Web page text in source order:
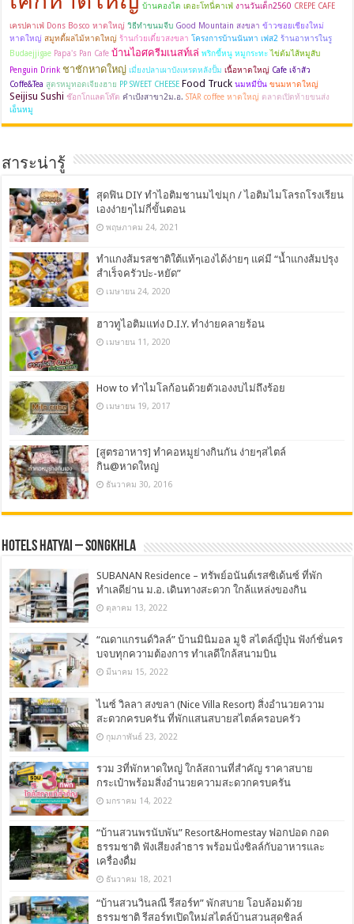
บ้านคองได เดอะโทนี่คาเฟ่ งานวันเด็ก2560 CREPE CAFE
เครปคาเฟ่ Dons Bosco หาดใหญ่ วิธีทำขนมจีบ Good Mountain สงขลา ข้าวซอยเชียงใหม่
หาดใหญ่ สมูทตี้ผลไม้หาดใหญ่ ร้านก๋วยเตี๋ยวสงขลา โครงการบ้านนันทา เฟส2 ร้านอาหารในรู
Budaejjigae Papa's Pan Cafe บ้านไอศครีมเนสท์เล่ พริกขี้หนู หมูกระทะ ไข่ต้มไส้หมูสับ
Penguin Drink ชาชักหาดใหญ่ เมี่ยงปลาเผาบังเหรดหลังปั้ม เนื้อหาดใหญ่ Cafe เจ้าสัว
Coffe&Tea สูตรหมูทอดเจียงฮาย PP SWEET CHEESE Food Truck นมหมีปั่น ขนมหาดใหญ่
Seijisu Sushi ช๊อกโกแลตโท๊ต คำเป้งสาขา2ม.อ. STAR coffee หาดใหญ่ ตลาดเปิดท้ายขนส่ง
เอ็นหมู
สาระน่ารู้
สุดฟิน DIY ทำไอติมชานมไข่มุก / ไอติมไมโลรถโรงเรียน
เองง่ายๆไม่กี่ขั้นตอน
พฤษภาคม 24, 2021
ทำแกงส้มรสชาติใต้แท้ๆเองได้ง่ายๆ แค่มี “น้ำแกงส้มปรุง
สำเร็จครัวปะ-หยัด”
เมษายน 24, 2020
ฮาวทูไอติมแท่ง D.I.Y. ทำง่ายคลายร้อน
เมษายน 11, 2020
How to ทำไมโลก้อนด้วยตัวเองงบไม่ถึงร้อย
เมษายน 19, 2017
[สูตรอาหาร] ทำคอหมูย่างกินกัน ง่ายๆสไตล์
กิน@หาดใหญ่
ธันวาคม 30, 2016
Hotels Hatyai – Songkhla
SUBANAN Residence – ทรัพย์อนันต์เรสซิเด้นซ์ ที่พัก
ทำเลดีย่าน ม.อ. เดินทางสะดวก ใกล้แหล่งของกิน
ตุลาคม 13, 2022
“ณดาแกรนด์วิลล์” บ้านมินิมอล มูจิ สไตล์ญี่ปุ่น ฟังก์ชั่นคร
บจบทุกความต้องการ ทำเลดีใกล้สนามบิน
มีนาคม 15, 2022
ไนซ์ วิลลา สงขลา (Nice Villa Resort) สิ่งอำนวยความ
สะดวกครบครัน ที่พักแสนสบายสไตล์ครอบครัว
กุมภาพันธ์ 23, 2022
รวม 3ที่พักหาดใหญ่ ใกล้สถานที่สำคัญ ราคาสบาย
กระเป๋าพร้อมสิ่งอำนวยความสะดวกครบครัน
มกราคม 14, 2022
“บ้านสวนพรนับพัน” Resort&Homestay ฟอกปอด กอด
ธรรมชาติ ฟังเสียงลำธาร พร้อมนั่งชิลล์กับอาหารและ
เครื่องดื่ม
ธันวาคม 18, 2021
“บ้านสวนวินลณี รีสอร์ท” พักสบาย โอบล้อมด้วย
ธรรมชาติ รีสอร์ทเปิดใหม่สไตล์บ้านสวนสุดชิลล์